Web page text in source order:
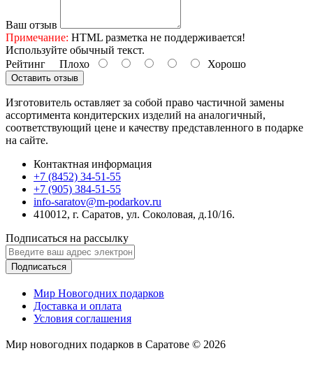
Ваш отзыв
Примечание: HTML разметка не поддерживается!
Используйте обычный текст.
Рейтинг Плохо Хорошо
Оставить отзыв
Изготовитель оставляет за собой право частичной замены
ассортимента кондитерских изделий на аналогичный,
соответствующий цене и качеству представленного в подарке
на сайте.
Контактная информация
+7 (8452) 34-51-55
+7 (905) 384-51-55
info-saratov@m-podarkov.ru
410012, г. Саратов, ул. Соколовая, д.10/16.
Подписаться на рассылку
Подписаться
Мир Новогодних подарков
Доставка и оплата
Условия соглашения
Мир новогодних подарков в Саратове © 2026